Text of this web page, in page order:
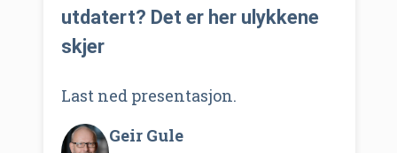
utdatert? Det er her ulykkene
skjer
Last ned presentasjon.
Geir Gule